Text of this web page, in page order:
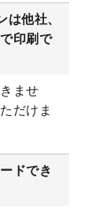
を公開いた
インテン
は他社、
印刷で
ませ
だけま
ドでき